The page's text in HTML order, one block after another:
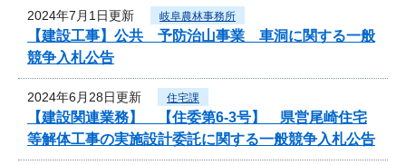
2024年7月1日更新 岐阜農林事務所
【建設工事】公共 予防治山事業 車洞に関する一般
競争入札公告
2024年6月28日更新 住宅課
【建設関連業務】 【住委第6-3号】 県営尾崎住宅
等解体工事の実施設計委託に関する一般競争入札公告